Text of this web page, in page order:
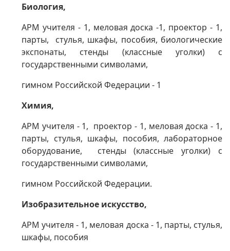
Биология,
АРМ учителя - 1, меловая доска -1, проектор - 1,
парты, стулья, шкафы, пособия, биологические
экспонаты, стенды (классные уголки) с
государственными символами,
гимном Российской Федерации - 1
Химия,
АРМ учителя - 1, проектор - 1, меловая доска - 1,
парты, стулья, шкафы, пособия, лабораторное
оборудование,
стенды (классные уголки) с
государственными символами,
гимном Российской Федерации.
Изобразительное искусство,
АРМ учителя - 1, меловая доска - 1, парты, стулья,
шкафы, пособия